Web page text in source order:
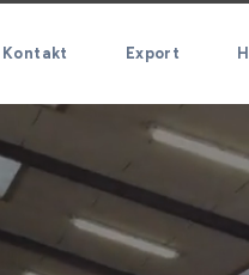
Kontakt Export